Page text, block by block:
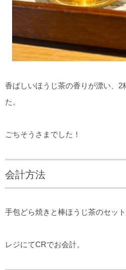
香ばしいほうじ茶の香りが漂い、2
た。
ごちそうさまでした！
会計方法
手包どら焼きと棒ほうじ茶のセット
レジにてCRでお会計。